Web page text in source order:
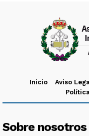
Inicio Aviso
Sobre nosotros